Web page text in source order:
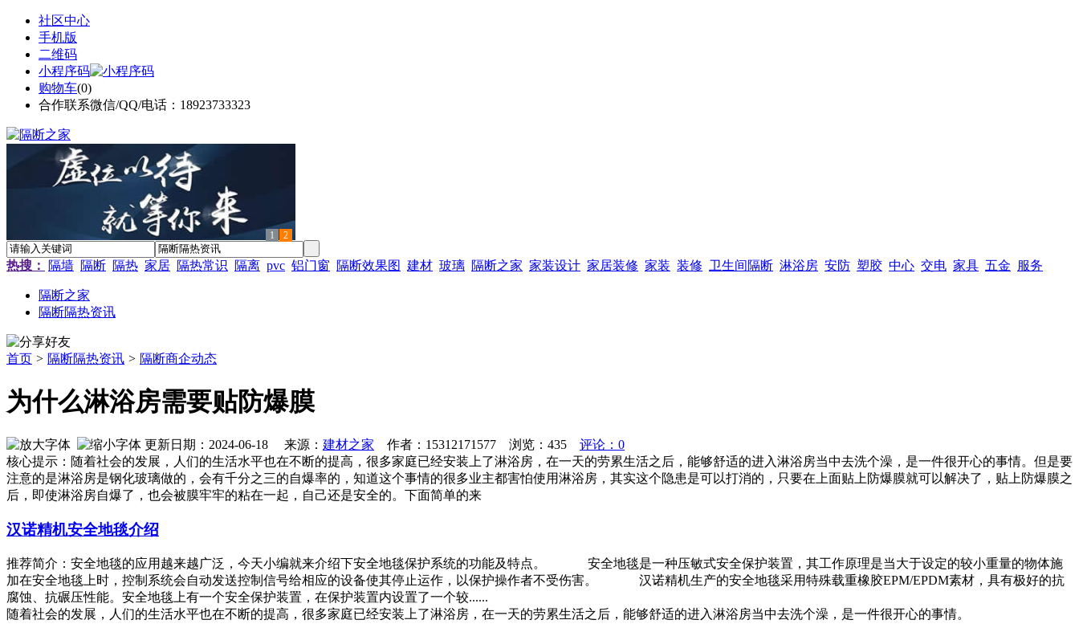
社区中心
手机版
二维码
小程序码
购物车(0)
合作联系微信/QQ/电话：18923733323
1 2
热搜： 隔墙 隔断 隔热 家居 隔热常识 隔离 pvc 铝门窗 隔断效果图 建材 玻璃 隔断之家 家装设计 家居装修 家装 装修 卫生间隔断 淋浴房 安防 塑胶 中心 交电 家具 五金 服务
隔断之家
隔断隔热资讯
首页 > 隔断隔热资讯 > 隔断商企动态
为什么淋浴房需要贴防爆膜
更新日期：2024-06-18 来源： 建材之家 作者：15312171577 浏览： 435
评论：0
核心提示：随着社会的发展，人们的生活水平也在不断的提高，很多家庭已经安装上了淋浴房，在一天的劳累生活之后，能够舒适的进入淋浴房当中去洗个澡，是一件很开心的事情。但是要
注意的是淋浴房是钢化玻璃做的，会有千分之三的自爆率的，知道这个事情的很多业主都害怕使用淋浴房，其实这个隐患是可以打消的，只要在上面贴上防爆膜就可以解决了，贴上防爆膜之
后，即使淋浴房自爆了，也会被膜牢牢的粘在一起，自己还是安全的。下面简单的来
汉诺精机安全地毯介绍
推荐简介：安全地毯的应用越来越广泛，今天小编就来介绍下安全地毯保护系统的功能及特点。 安全地毯是一种压敏式安全保护装置，其工作原理是当大于设定的较小重量的物体施
加在安全地毯上时，控制系统会自动发送控制信号给相应的设备使其停止运作，以保护操作者不受伤害。 汉诺精机生产的安全地毯采用特殊载重橡胶EPM/EPDM素材，具有极好的抗
腐蚀、抗碾压性能。安全地毯上有一个安全保护装置，在保护装置内设置了一个较......
随着社会的发展，人们的生活水平也在不断的提高，很多家庭已经安装上了淋浴房，在一天的劳累生活之后，能够舒适的进入淋浴房当中去洗个澡，是一件很开心的事情。